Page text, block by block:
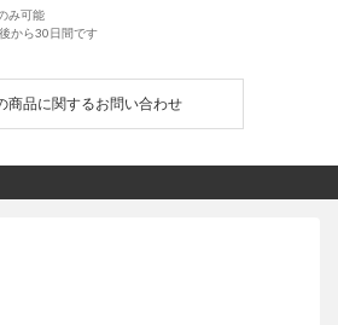
み可能
から30日間です
商品に関するお問い合わせ